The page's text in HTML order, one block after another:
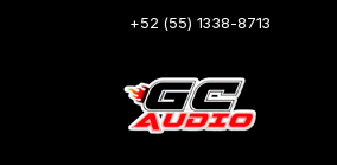
+52 (55) 1338-8713